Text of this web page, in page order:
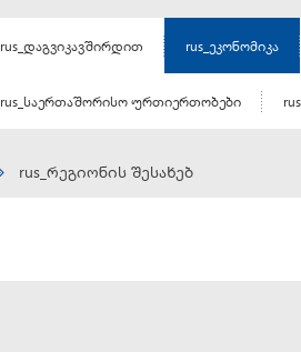
rus_დაგვიკავშირდით rus_ეკონომიკა
rus_საერთაშორისო ურთიერთობები
rus_რეგიონის შესახებ